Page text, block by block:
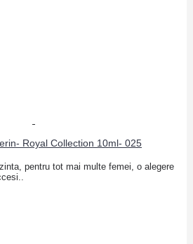
Royal Collection 10ml- 025
pentru tot mai multe femei, o alegere